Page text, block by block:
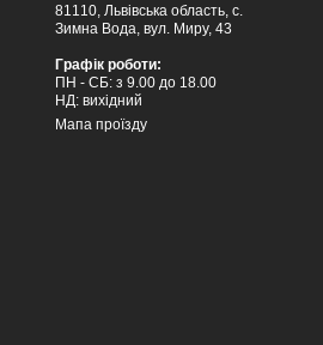
81110, Львівська область, c.
Зимна Вода, вул. Миру, 43
Графік роботи:
ПН - СБ: з 9.00 до 18.00
НД: вихідний
Мапа проїзду